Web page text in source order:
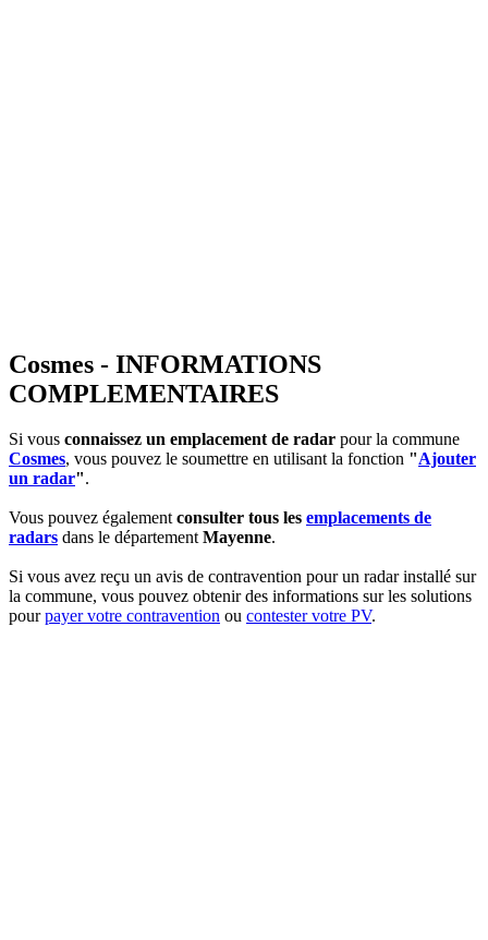
Cosmes - INFORMATIONS
COMPLEMENTAIRES
Si vous connaissez un emplacement de radar pour la commune
Cosmes, vous pouvez le soumettre en utilisant la fonction "Ajouter
un radar".
Vous pouvez égalementconsulter tous les emplacements de
radars dans le départementMayenne.
Si vous avez reçu un avis de contravention pour un radar installé sur
la commune, vous pouvez obtenir des informations sur les solutions
pourpayer votre contravention ou contester votre PV.